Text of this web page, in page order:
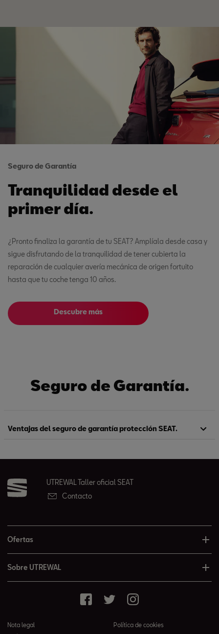
Seguro de Garantía
Tranquilidad desde el
primer día.
¿Pronto finaliza la garantía de tu SEAT? Amplíala desde casa y
sigue disfrutando de la tranquilidad de tener cubierta la
reparación de cualquier avería mecánica de origen fortuito
hasta que tu coche tenga 10 años.
Descubre más
Seguro de Garantía.
Ventajas del seguro de garantía protección SEAT.
UTREWAL Taller oficial SEAT
Contacto
Ofertas
Sobre UTREWAL
Nota legal
Política de cookies